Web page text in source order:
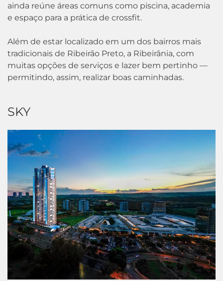
ainda reúne áreas comuns como piscina, academia
e espaço para a prática de crossfit.
Além de estar localizado em um dos bairros mais
tradicionais de Ribeirão Preto, a Ribeirânia, com
muitas opções de serviços e lazer bem pertinho —
permitindo, assim, realizar boas caminhadas.
SKY